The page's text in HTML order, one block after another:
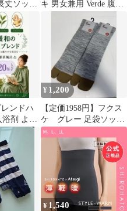
丈ソック
ディー
キ 男女兼用 Verde 腹巻
ンドハ
浴剤 よも
×20p
¥ 1,200
【定価1958円】フクス
ケ グレー 足袋ソック
ス 23-25 灰色 靴
下 保温
¥ 1,540